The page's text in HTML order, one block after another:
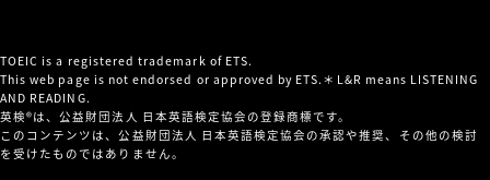
TOEIC is a registered trademark of ETS.
This web page is not endorsed or approved by ETS.＊L&R means LISTENING
AND READING.
英検®は、公益財団法人 日本英語検定協会の登録商標です。
このコンテンツは、公益財団法人 日本英語検定協会の承認や推奨、その他の検討
を受けたものではありません。